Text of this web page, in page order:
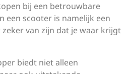
bij een betrouwbare
een scooter is namelijk een
van zijn dat je waar krijgt
biedt niet alleen